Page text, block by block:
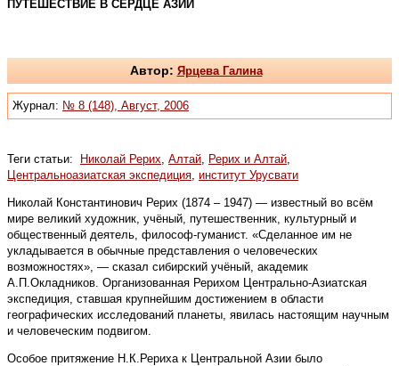
ПУТЕШЕСТВИЕ В СЕРДЦЕ АЗИИ
Автор: Ярцева Галина
Журнал: № 8 (148), Август, 2006
Теги статьи: Николай Рерих Алтай Рерих и Алтай
Центральноазиатская экспедиция институт Урусвати
Николай Константинович Рерих (1874 – 1947) — известный во всём
мире великий художник, учёный, путешественник, культурный и
общественный деятель, философ-гуманист. «Сделанное им не
укладывается в обычные представления о человече­ских
возможностях», — сказал сибир­ский учёный, академик
А.П.Окладников. Организованная Рерихом Центрально-Азиатская
экспедиция, ставшая крупнейшим до­стижением в области
географических исследований планеты, явилась настоящим научным
и человеческим подвигом.
Особое притяжение Н.К.Рериха к Центральной Азии было